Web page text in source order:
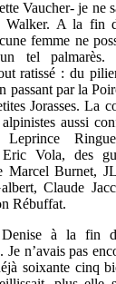
Vaucher- je ne
Walker. A la fin
femme ne
tel palmarès.
ratissé : du
passant par la
Jorasses. La
aussi
Leprince
Vola, des
Marcel Burnet,
Claude
Rébuffat.
Denise à la fin
Je n’avais pas
soixante cinq